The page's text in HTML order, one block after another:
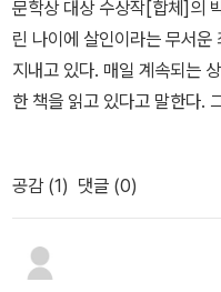
면 이 이야기는 우리가 사는
이야기에 불과할지도 모른다
들도 많을 것이다. 특히나 이
의 한 시기를 예민하게 넘어서
살아가던 ‘나’ 자신이 마주
랙홀, 어두운 구멍 등 강렬한
아들이 무섭다고 하는 말에는
력이 사라졌지만 그 가족에
다는. 자신들이 폭력에 맞서
는 점을.이 소설은 끝까지 여
을 지니고 살아가는 사람들이
구멍들이 메워지지 않고 구
남편의 폭력에도 속수무책
험이지만 폭력앞에 무력했던
고, 어떤 경우에도 물리적인
야 할까? 아버지의 폭력을
듬어주었던 맨홀은 악인이 영
져올릴 수 없는 괴물로 작용
올 수 있었던 건 폭력의 공포
다. 맨홀의 은유와 상징이 섬
범죄를 저지르거나 정신적인
어 매체를 통해 봐왔다. 어쩌
고통을 받는 사람들이 있을
밝히고 치료를 받을 수 있겠
들고 육체적이든 정신적이
더 큰 문제가 되는 것 같다는
는데, 다 성장한 후 심리적 치
나가버린 아들의 마음은 원래
내의 폭력을 감추며 봉합해서
어린 아들은 다른 사람을 죽
운 사람이 되어버린 것이다.
관대한 편이다. 부모가 자식을
대해 가르치려면 어느정도의
특히 가정내에서 일어나는
다. 가정내에서 일어나는 폭
을 때, 그 이면에 드리워진 그
오는 구역질과 냉소는 찰나
김질한다고 해도 찰나의 재활
시간 역시 아주 잠시의 순간
는 것은 불가능하다고 생각
부정적인 관념들은 잠시 흘러
찰나의 순간을 일부러 지속
문학상 대상 수상작[합체]의
린 나이에 살인이라는 무서운
지내고 있다. 매일 계속되는
한 책을 읽고 있다고 말한다.
슨 말이 하고 싶은 걸까?'...
어진 거 아닐까요?' p20 열여
소방영웅의 아버지를 그 불길
죽이고 싶던 아버지는 죽어
중지 안방으로 옮기던 감사
공감 (1) 댓글 (0)